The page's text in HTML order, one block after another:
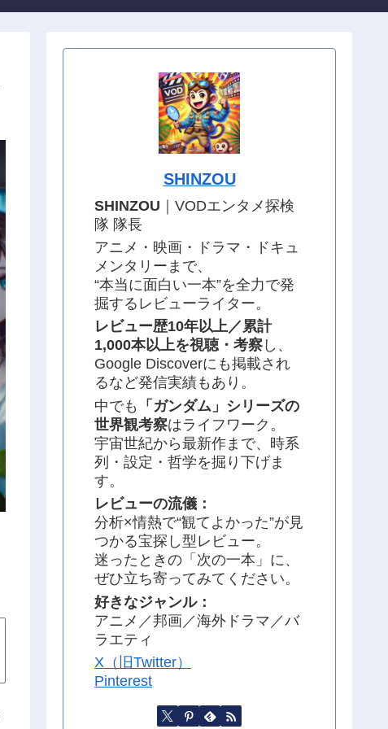
SHINZOU
SHINZOU ｜VODエンタメ探検
隊 隊長
アニメ・映画・ドラマ・ドキュ
メンタリーまで、
“本当に面白い一本”を全力で発
掘するレビューライター。
レビュー歴10年以上／累計
1,000本以上を視聴・考察 し、
Google Discoverにも掲載され
るなど発信実績もあり。
中でも
「ガンダム」シリーズの
世界観考察はライフワーク。
宇宙世紀から最新作まで、時系
列・設定・哲学を掘り下げま
す。
レビューの流儀：
分析×情熱で“観てよかった”が見
つかる宝探し型レビュー。
迷ったときの「次の一本」に、
ぜひ立ち寄ってみてください。
好きなジャンル：
アニメ／邦画／海外ドラマ／バ
ラエティ
X（旧Twitter）
Pinterest